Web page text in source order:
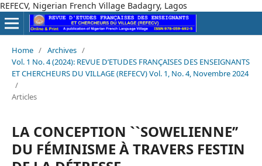
REFECV, Nigerian French Village Badagry, Lagos
Home / Archives /
Vol. 1 No. 4 (2024): REVUE D’ETUDES FRANÇAISES DES ENSEIGNANTS
ET CHERCHEURS DU VILLAGE (REFECV) Vol. 1, No. 4, Novembre 2024
/
Articles
LA CONCEPTION ``SOWELIENNE’’
DU FÉMINISME À TRAVERS FESTIN